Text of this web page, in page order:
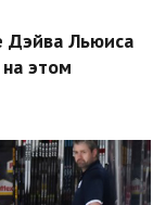
Дэйва Льюиса
этом